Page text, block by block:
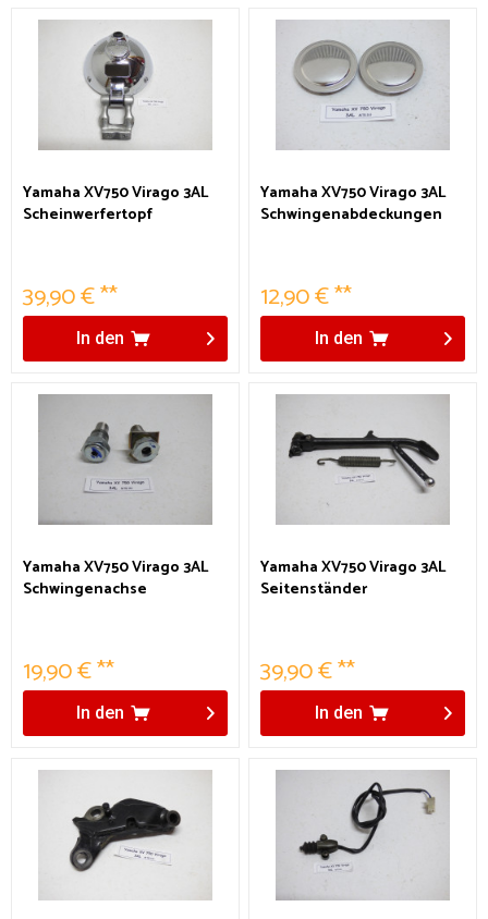
Yamaha XV750 Virago 3AL
Scheinwerfertopf
39,90 € **
In den
Yamaha XV750 Virago 3AL
Schwingenabdeckungen
12,90 € **
In den
Yamaha XV750 Virago 3AL
Schwingenachse
19,90 € **
In den
Yamaha XV750 Virago 3AL
Seitenständer
39,90 € **
In den